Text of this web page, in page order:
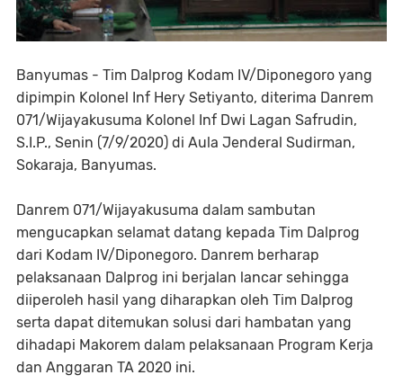
Banyumas - Tim Dalprog Kodam IV/Diponegoro yang
dipimpin Kolonel Inf Hery Setiyanto, diterima Danrem
071/Wijayakusuma Kolonel Inf Dwi Lagan Safrudin,
S.I.P., Senin (7/9/2020) di Aula Jenderal Sudirman,
Sokaraja, Banyumas.
Danrem 071/Wijayakusuma dalam sambutan
mengucapkan selamat datang kepada Tim Dalprog
dari Kodam IV/Diponegoro. Danrem berharap
pelaksanaan Dalprog ini berjalan lancar sehingga
diiperoleh hasil yang diharapkan oleh Tim Dalprog
serta dapat ditemukan solusi dari hambatan yang
dihadapi Makorem dalam pelaksanaan Program Kerja
dan Anggaran TA 2020 ini.